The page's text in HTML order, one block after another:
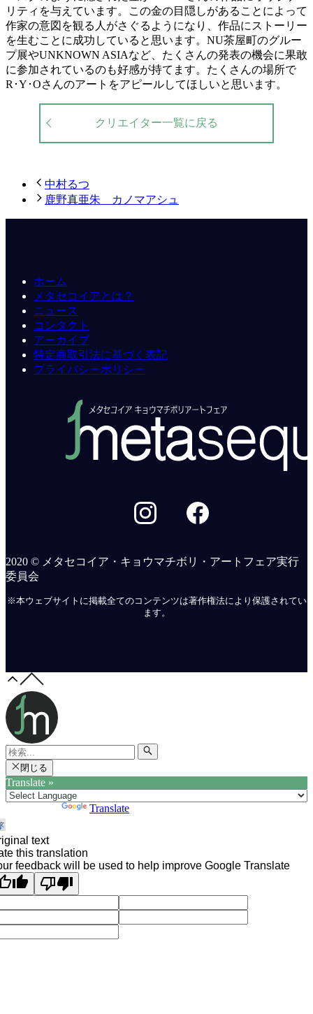
リティを与えています。この金の目隠しがあることによって
作家の意図を観る人がさぐるようになり、作品にストーリー
を生むことに成功していると思います。NU茶屋町のグルー
プ展やUNKNOWN ASIAなど、たくさんの発表の機会に果敢
に参加されているのも好感が持てます。たくさんの場所で
R･Y･Oさんのアートをアピールしてほしいと思います。
クリエイター一覧に戻る
中村るつ
鹿野真亜朱 カノマアシュ
ホーム
メタセコイアとは？
ニュース
コンタクト
アーカイブ
特定商取引法に基づく表記
プライバシーポリシー
2020 © メタセコイア・キョウマチボリ・アートフェア実行
委員会
※本ウェブサイトに掲載全てのコンテンツは著作権法により保護されてい
ます。
閉じる
Translate »
Translate
text
this translation
feedback will be used to help improve Google Translate